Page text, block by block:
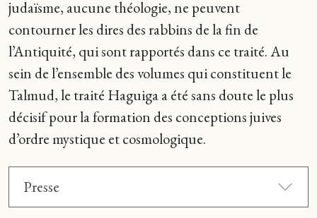
judaïsme, aucune théologie, ne peuvent
contourner les dires des rabbins de la fin de
l’Antiquité, qui sont rapportés dans ce traité. Au
sein de l’ensemble des volumes qui constituent le
Talmud, le traité Haguiga a été sans doute le plus
décisif pour la formation des conceptions juives
d’ordre mystique et cosmologique.
Presse